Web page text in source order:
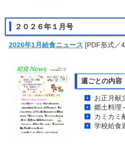
２０２６年１月号
2026年1月給食ニュース [PDF形式／
週ごとの内容
お正月献
郷土料理
カミカミ
学校給食